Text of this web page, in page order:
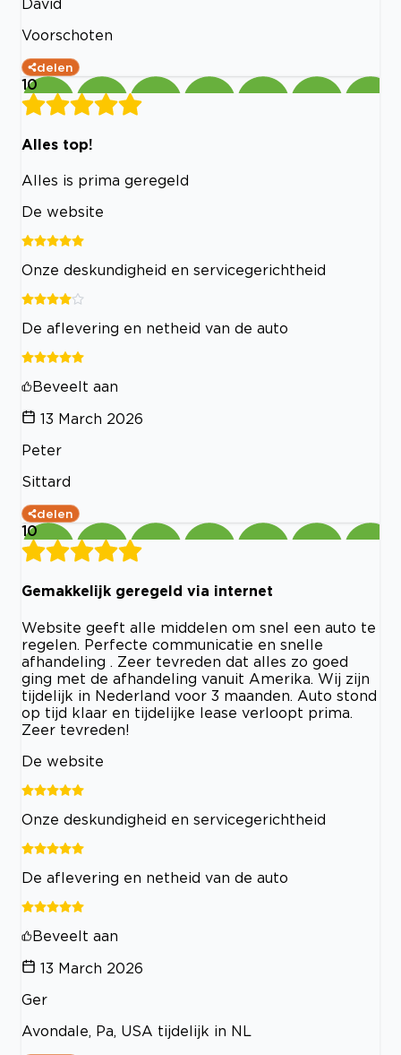
Voorschoten
delen
10
Alles top!
Alles is prima geregeld
De website
Onze deskundigheid en servicegerichtheid
De aflevering en netheid van de auto
Beveelt aan
13 March 2026
Peter
Sittard
delen
10
Gemakkelijk geregeld via internet
Website geeft alle middelen om snel een auto te
regelen. Perfecte communicatie en snelle
afhandeling . Zeer tevreden dat alles zo goed
ging met de afhandeling vanuit Amerika. Wij zijn
tijdelijk in Nederland voor 3 maanden. Auto stond
op tijd klaar en tijdelijke lease verloopt prima.
Zeer tevreden!
De website
Onze deskundigheid en servicegerichtheid
De aflevering en netheid van de auto
Beveelt aan
13 March 2026
Ger
Avondale, Pa, USA tijdelijk in NL